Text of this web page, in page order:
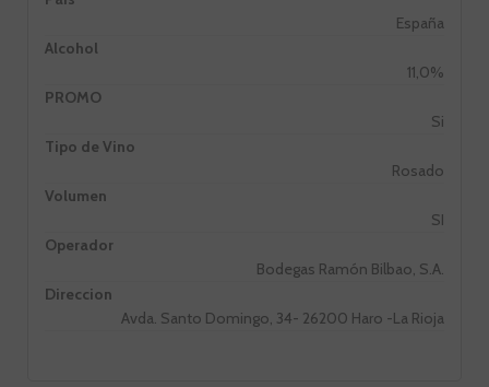
España
Alcohol
11,0%
PROMO
Si
Tipo de Vino
Rosado
Volumen
SI
Operador
Bodegas Ramón Bilbao, S.A.
Direccion
Avda. Santo Domingo, 34- 26200 Haro -La Rioja